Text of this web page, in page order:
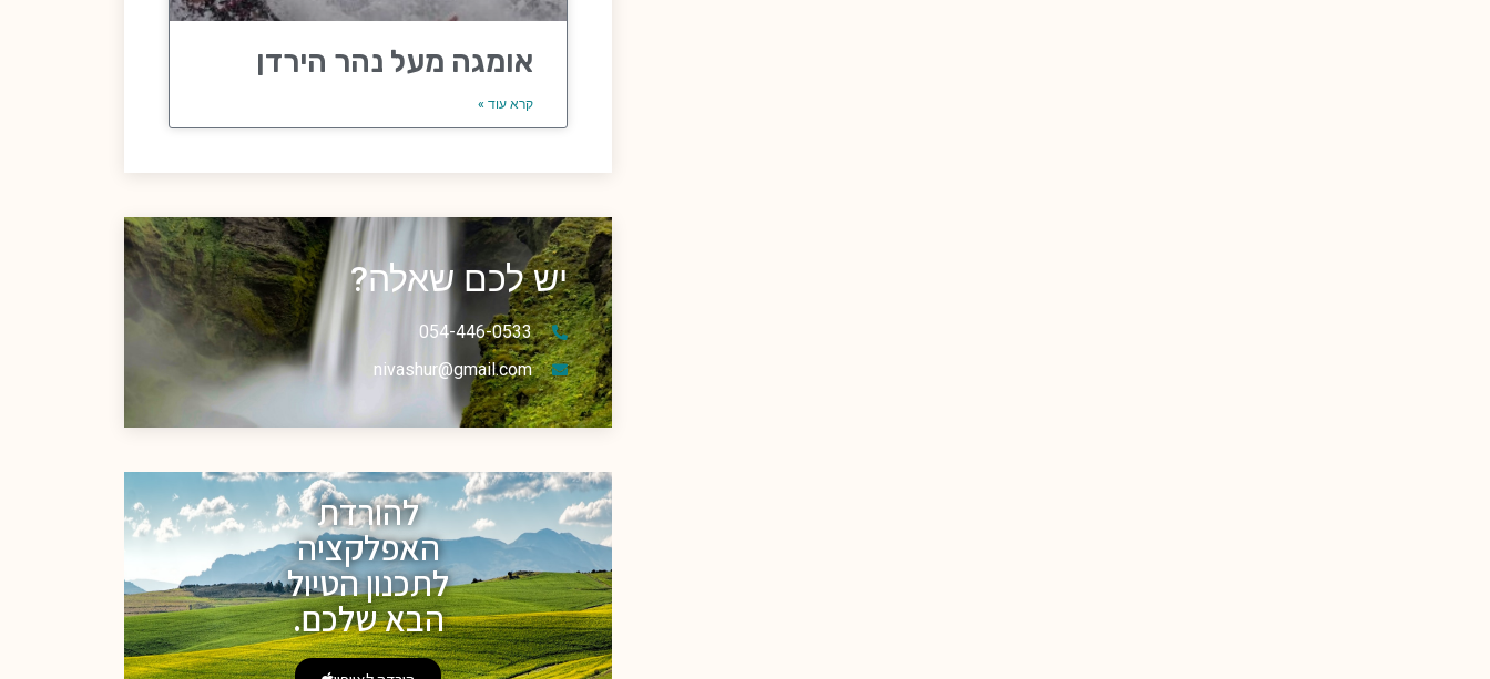
אומגה מעל נהר הירדן
קרא עוד »
יש לכם שאלה?
054-446-0533
nivashur@gmail.com
להורדת
האפלקציה
לתכנון הטיול
הבא שלכם.